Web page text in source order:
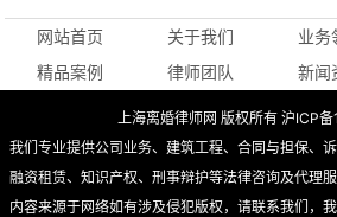
网站首页 关于我们 业务
精品案例
律师团队 新闻
上海离婚律师网 版权所有 沪ICP
我们专业提供公司业务、建筑工程、合同与担保、
融资租赁、知识产权、刑事辩护等法律咨询及代理
内容来源于网络如有涉及侵犯版权，请联系我们，